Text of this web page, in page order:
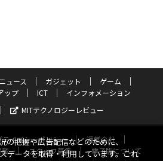
ニュース ガジェット
ゲーム
ップ ICT
インフォメーション
MITテクノロジーレビュー
ライバシーポリシー
運営会社
スタッフ募集
電子版について
の把握や広告配信などのために、
データを取得・利用しています。これ